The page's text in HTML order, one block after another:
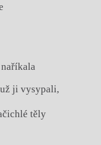
ji vysypali,
těly